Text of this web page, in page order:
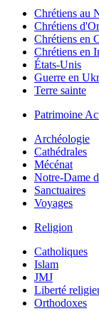
Chrétiens au
Chrétiens
Chrétiens en
Chrétiens en
États-Unis
Guerre en
Terre sainte
Patrimoine
Archéologie
Cathédrales
Mécénat
Notre-Dame
Sanctuaires
Voyages
Religion
Catholiques
Islam
JMJ
Liberté
Orthodoxes